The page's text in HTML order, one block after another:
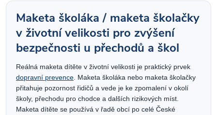
Maketa školáka / maketa školačky
v životní velikosti pro zvýšení
bezpečnosti u přechodů a škol
Reálná maketa dítěte v životní velikosti je praktický prvek
dopravní prevence . Maketa školáka nebo maketa školačky
přitahuje pozornost řidičů a vede je ke zpomalení v okolí
školy, přechodu pro chodce a dalších rizikových míst.
Maketa dítěte se používá v řadě obcí po celé České